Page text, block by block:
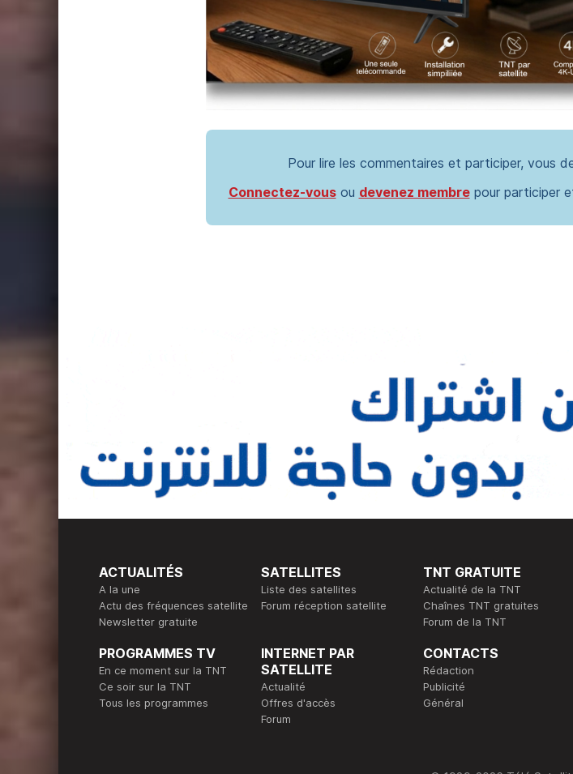
Pour lire les commentaires et participer, vous
Connectez-vousou devenez membrepour participer
ACTUALITÉS
A la une
Actu des fréquences satellite
Newsletter gratuite
SATELLITES
Liste des satellites
Forum réception satellite
TNT GRATUITE
Actualité de la TNT
Chaînes TNT gratuites
Forum de la TNT
PROGRAMMES TV
En ce moment sur la TNT
Ce soir sur la TNT
Tous les programmes
INTERNET PAR
SATELLITE
Actualité
Offres d'accès
Forum
CONTACTS
Rédaction
Publicité
Général